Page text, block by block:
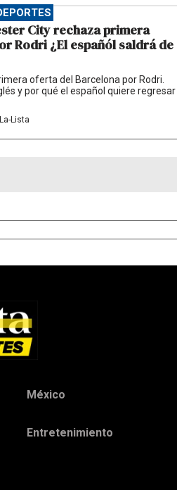
City rechaza primera
Rodri ¿El españól saldrá de
oferta del Barcelona por Rodri.
y por qué el español quiere regresar
Lista
México
Entretenimiento